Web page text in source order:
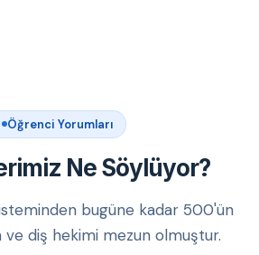
Öğrenci Yorumları
Ne Söylüyor?
bugüne kadar 500'ün
ve diş hekimi mezun olmuştur.